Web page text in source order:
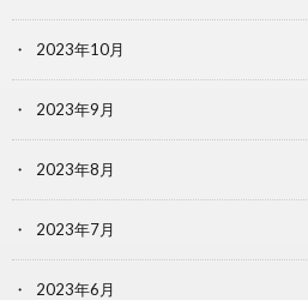
2023年10月
2023年9月
2023年8月
2023年7月
2023年6月